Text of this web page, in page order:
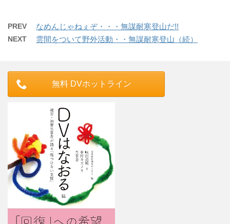
PREV なめんじゃねぇぞ・・・無謀耐寒登山だ!!
NEXT 雲間をついて野外活動・・無謀耐寒登山（続）
無料 DVホットライン